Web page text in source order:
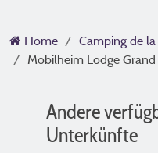
Home
Camping de
Mobilheim Lodge
Andere
Unterkünfte